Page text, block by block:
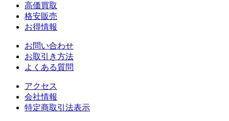
高価買取
格安販売
お得情報
お問い合わせ
お取引き方法
よくある質問
アクセス
会社情報
特定商取引法表示